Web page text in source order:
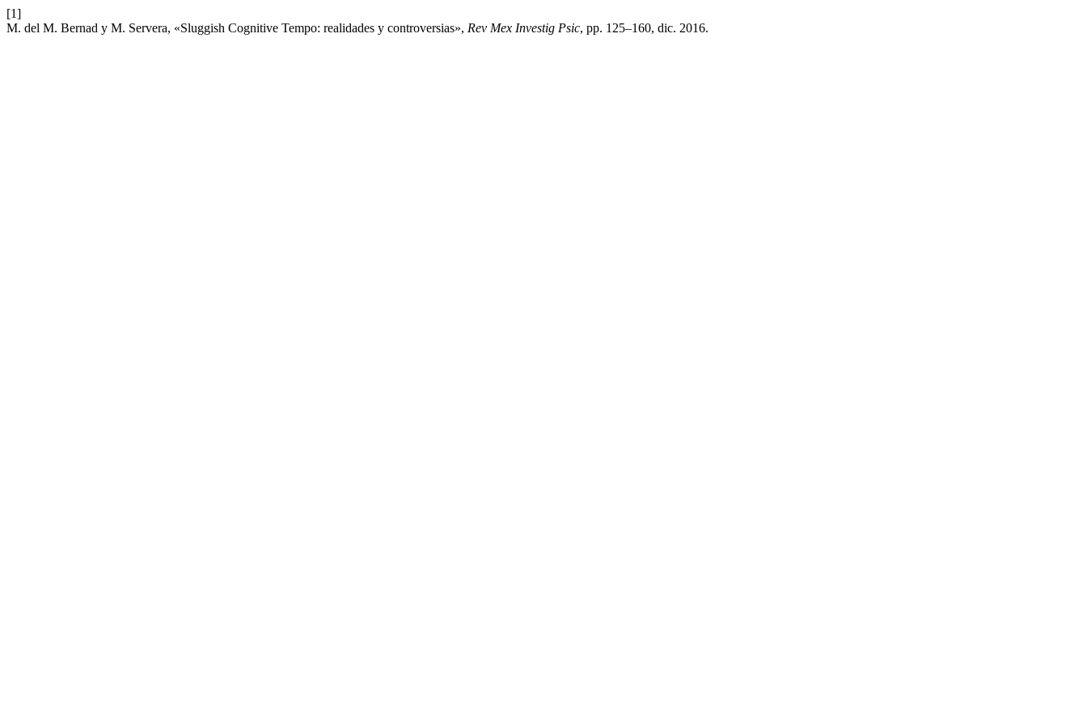
[1]
M. del M. Bernad y M. Servera, «Sluggish Cognitive Tempo: realidades y controversias», Rev Mex Investig Psic, pp. 125–160, dic. 2016.